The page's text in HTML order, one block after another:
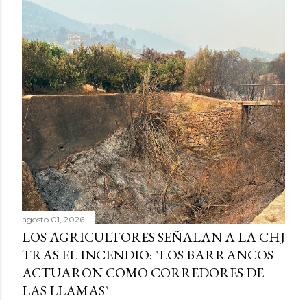
agosto 01, 2026
LOS AGRICULTORES SEÑALAN A LA CHJ
TRAS EL INCENDIO: "LOS BARRANCOS
ACTUARON COMO CORREDORES DE
LAS LLAMAS"